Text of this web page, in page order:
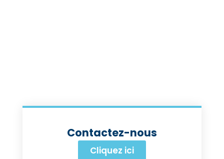
Contactez-nous
Cliquez ici